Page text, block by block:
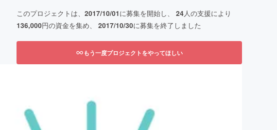
このプロジェクトは、 2017/10/01に募集を開始し、 24人の支援により
136,000円の資金を集め、 2017/10/30に募集を終了しました
もう一度プロジェクトをやってほしい